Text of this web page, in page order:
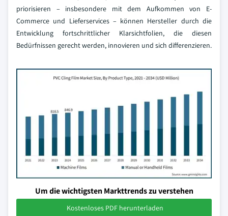
priorisieren – insbesondere mit dem Aufkommen von E-
Commerce und Lieferservices – können Hersteller durch die
Entwicklung fortschrittlicher Klarsichtfolien, die diesen
Bedürfnissen gerecht werden, innovieren und sich differenzieren.
Um die wichtigsten Markttrends zu verstehen
Kostenloses PDF herunterladen